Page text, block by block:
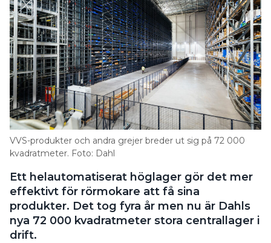
VVS-produkter och andra grejer breder ut sig på 72 000
kvadratmeter. Foto: Dahl
Ett helautomatiserat höglager gör det mer
effektivt för rörmokare att få sina
produkter. Det tog fyra år men nu är Dahls
nya 72 000 kvadratmeter stora centrallager i
drift.